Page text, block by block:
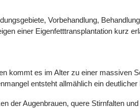
Vorbehandlung,
einer Eigenfetttransplantation kurz
kommt es im Alter zu einer massiven
entsteht allmählich ein
der Augenbrauen, quere Stirnfalten